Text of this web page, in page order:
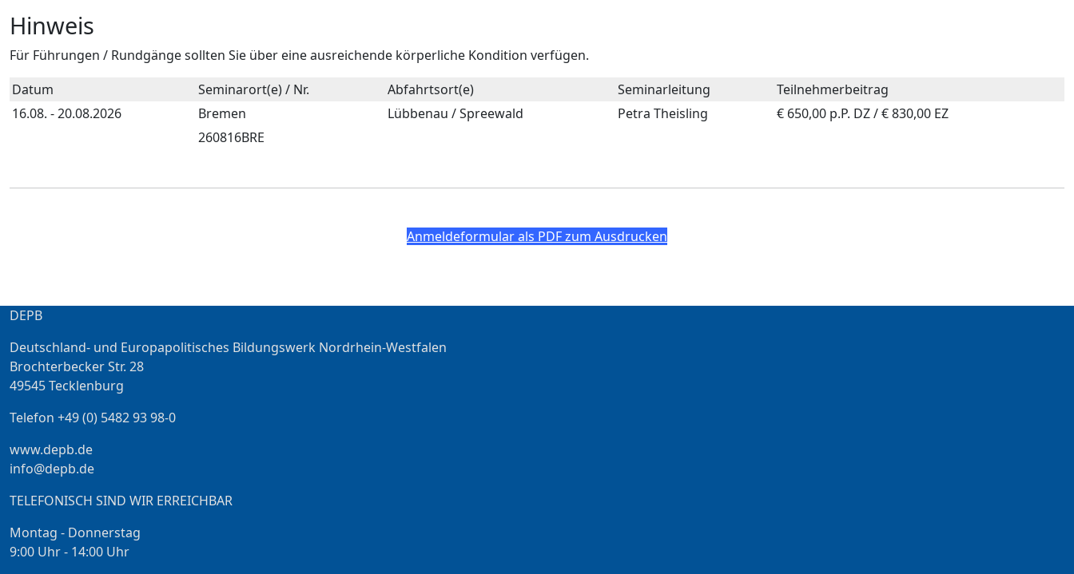
Hinweis
Für Führungen / Rundgänge sollten Sie über eine ausreichende körperliche Kondition verfügen.
Datum
Seminarort(e) / Nr. Abfahrtsort(e) Seminarleitung
Teilnehmerbeitrag
16.08. - 20.08.2026
Bremen Lübbenau / Spreewald Petra Theisling
€ 650,00 p.P. DZ / € 830,00 EZ
260816BRE
Anmeldeformular als PDF zum Ausdrucken
DEPB
Deutschland- und Europapolitisches Bildungswerk Nordrhein-Westfalen
Brochterbecker Str. 28
49545 Tecklenburg
Telefon +49 (0) 5482 93 98-0
www.depb.de
info@depb.de
TELEFONISCH SIND WIR ERREICHBAR
Montag - Donnerstag
9:00 Uhr - 14:00 Uhr